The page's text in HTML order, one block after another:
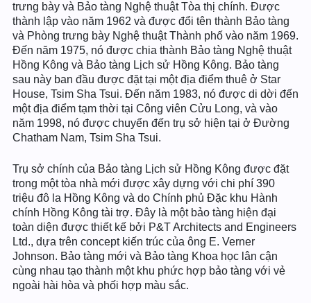
trưng bày và Bảo tàng Nghệ thuật Tòa thị chính. Được
thành lập vào năm 1962 và được đổi tên thành Bảo tàng
và Phòng trưng bày Nghệ thuật Thành phố vào năm 1969.
Đến năm 1975, nó được chia thành Bảo tàng Nghệ thuật
Hồng Kông và Bảo tàng Lịch sử Hồng Kông. Bảo tàng
sau này ban đầu được đặt tại một địa điểm thuê ở Star
House, Tsim Sha Tsui. Đến năm 1983, nó được di dời đến
một địa điểm tạm thời tại Công viên Cửu Long, và vào
năm 1998, nó được chuyển đến trụ sở hiện tại ở Đường
Chatham Nam, Tsim Sha Tsui.
Trụ sở chính của Bảo tàng Lịch sử Hồng Kông được đặt
trong một tòa nhà mới được xây dựng với chi phí 390
triệu đô la Hồng Kông và do Chính phủ Đặc khu Hành
chính Hồng Kông tài trợ. Đây là một bảo tàng hiện đại
toàn diện được thiết kế bởi P&T Architects and Engineers
Ltd., dựa trên concept kiến trúc của ông E. Verner
Johnson. Bảo tàng mới và Bảo tàng Khoa học lân cận
cùng nhau tạo thành một khu phức hợp bảo tàng với vẻ
ngoài hài hòa và phối hợp màu sắc.